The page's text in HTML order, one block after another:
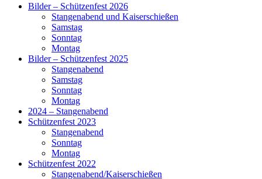
Widgetbereich
Bilder – Schützenfest 2026
Stangenabend und Kaiserschießen
Samstag
Sonntag
Montag
Bilder – Schützenfest 2025
Stangenabend
Samstag
Sonntag
Montag
2024 – Stangenabend
Schützenfest 2023
Stangenabend
Sonntag
Montag
Schützenfest 2022
Stangenabend/Kaiserschießen